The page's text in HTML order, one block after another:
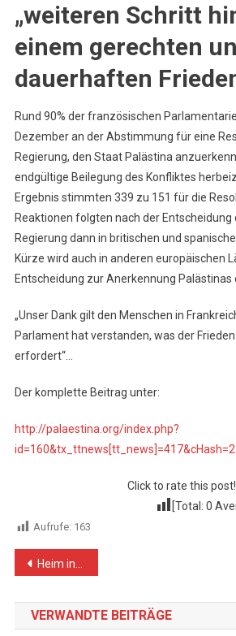
„weiteren Schritt
einem gerechten
dauerhaften
Rund 90% der französischen
Dezember an der Abstimmung für eine
Regierung, den Staat Palästina
endgültige Beilegung des Konfliktes
Ergebnis stimmten 339 zu 151 für die
Reaktionen folgten nach der Entscheidung
Regierung dann in britischen und
Kürze wird auch in anderen europäischen
Entscheidung zur Anerkennung Palästinas
„Unser Dank gilt den Menschen in
Parlament hat verstanden, was der
erfordert“…
Der komplette Beitrag unter:
http://palaestina.org/index.php?
Click to rate this post!
[Total: 0
Aufrufe: 163
Beitragsnavigation
Heim ins „Jüdische Reich“!
VERWANDTE BEITRÄGE